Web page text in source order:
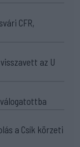
CFR,
az U
a Csík körzeti